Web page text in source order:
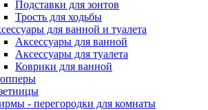
Подставки для зонтов
Трость для ходьбы
для ванной и туалета
Аксессуары для ванной
Аксессуары для туалета
Коврики для ванной
- перегородки для комнаты